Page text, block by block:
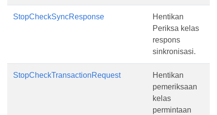
StopCheckSyncResponse
Hentikan
Periksa kelas
respons
sinkronisasi.
StopCheckTransactionRequest
Hentikan
pemeriksaan
kelas
permintaan